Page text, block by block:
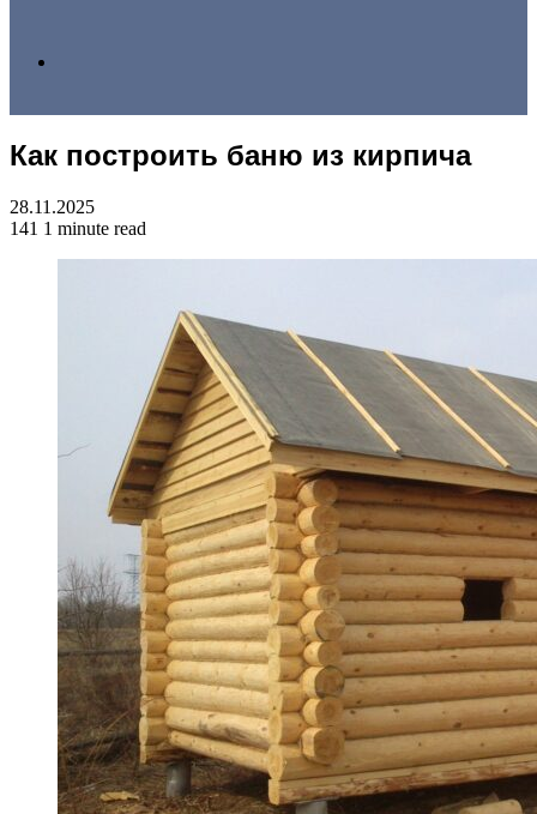
for
Как построить баню из кирпича
28.11.2025
141 1 minute read